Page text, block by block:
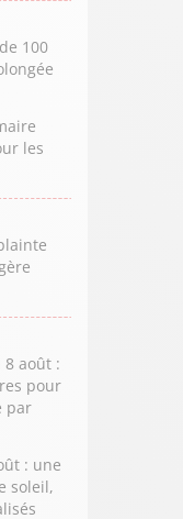
100
les
8 août :
pour
par
: une
soleil,